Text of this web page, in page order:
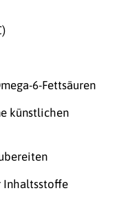
6-Fettsäuren
künstlichen
Inhaltsstoffe